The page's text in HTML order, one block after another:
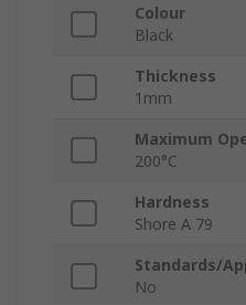
Colour
Black
Thickness
1mm
Maximum
200°C
Hardness
Shore A 79
Standards/
No